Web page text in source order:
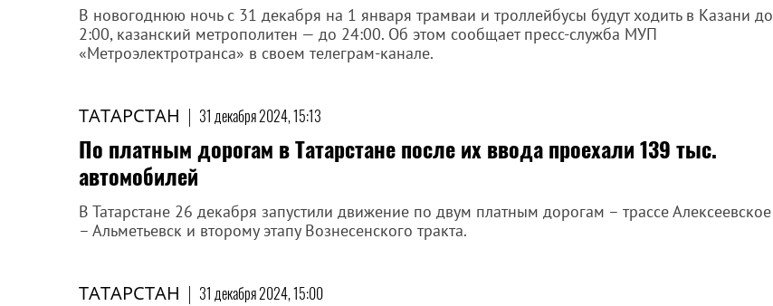
В новогоднюю ночь с 31 декабря на 1 января трамваи и троллейбусы будут ходить в Казани до
2:00, казанский метрополитен — до 24:00. Об этом сообщает пресс-служба МУП
«Метроэлектротранса» в своем телеграм-канале.
ТАТАРСТАН | 31 декабря 2024, 15:13
По платным дорогам в Татарстане после их ввода проехали 139 тыс.
автомобилей
В Татарстане 26 декабря запустили движение по двум платным дорогам – трассе Алексеевское
– Альметьевск и второму этапу Вознесенского тракта.
ТАТАРСТАН | 31 декабря 2024, 15:00